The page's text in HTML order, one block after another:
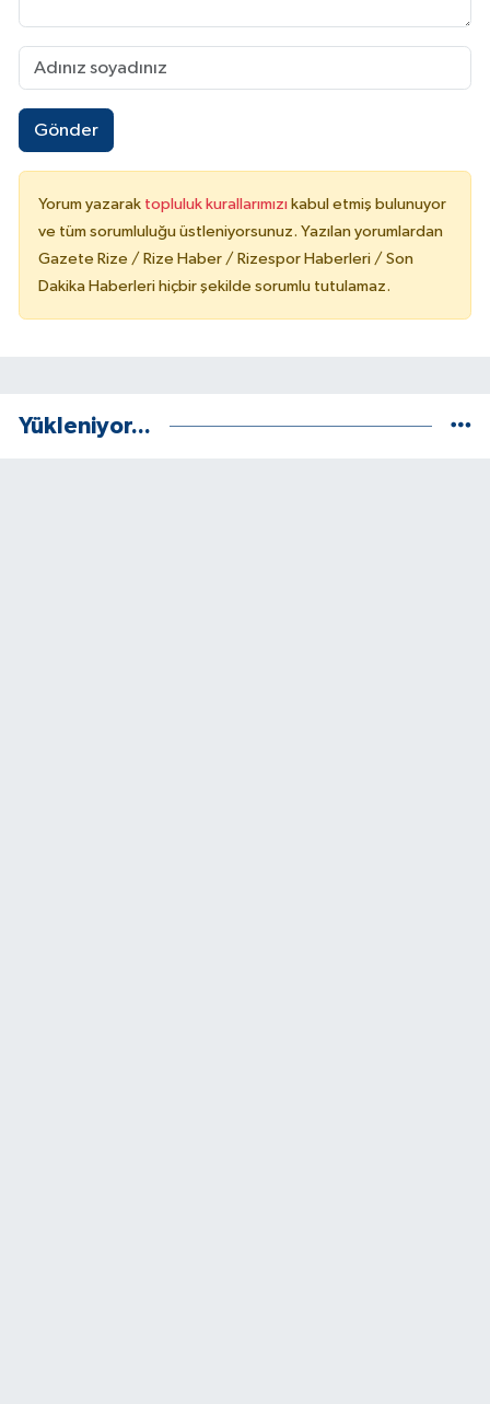
Gönder
Yorum yazarak topluluk kurallarımızı kabul etmiş bulunuyor
ve tüm sorumluluğu üstleniyorsunuz. Yazılan yorumlardan
Gazete Rize / Rize Haber / Rizespor Haberleri / Son
Dakika Haberleri hiçbir şekilde sorumlu tutulamaz.
Yükleniyor...